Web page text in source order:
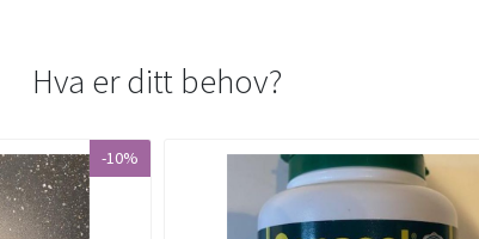
Hva er ditt behov?
-10%